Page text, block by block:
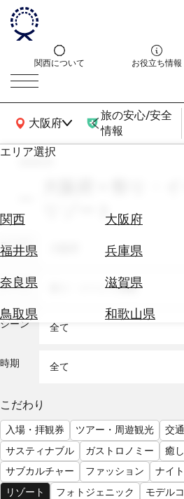
関西について お役立ち情報
大阪府
関西広域MAP
旅の安心/安全
情報
エリア選択
関西 大阪府
福井県
兵庫県
奈良県
滋賀県
鳥取県
和歌山県
エ
券
テ
を
る
気
を
見
る
search
大阪府 × 祭り・
リゾート
エリア
テーマ 祭り・イベント体験
シーン 全て
時期 全て
こだわり
入場・拝観券 ツアー・周遊観光
交
サスティナブル
ガストロノミー
癒
サブカルチャー
ファッション
ナイ
リゾート
フォトジェニック モデル